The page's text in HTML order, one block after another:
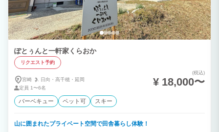
ぽとぅんと一軒家くらおか
リクエスト予約
宮崎 日向・ 高千穂・ 延岡
定員 1〜6名
(税込)
¥ 18,000〜
バーベキュー ペット可 スキー
山に囲まれたプライベート空間で田舎暮らし体験！